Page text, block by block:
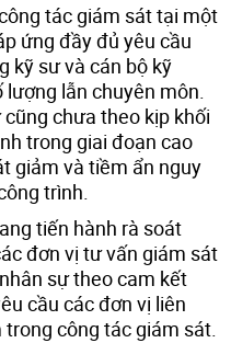
tác giám sát tại một
ứng đầy đủ yêu cầu
kỹ sư và cán bộ kỹ
lẫn chuyên môn.
chưa theo kịp khối
trong giai đoạn cao
giảm và tiềm ẩn nguy
trình.
tiến hành rà soát
đơn vị tư vấn giám sát
sự theo cam kết
cầu các đơn vị liên
công tác giám sát.